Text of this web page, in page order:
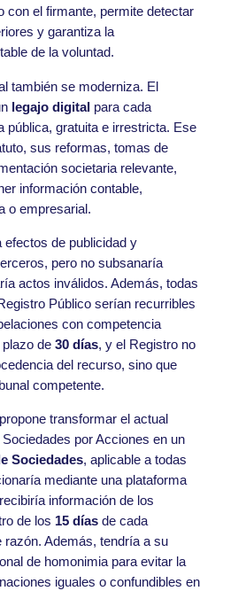
con el firmante, permite detectar
y garantiza la
de la voluntad.
también se moderniza. El
legajo digitalpara cada
pública, gratuita e irrestricta. Ese
sus reformas, tomas de
societaria relevante,
información contable,
o empresarial.
efectos de publicidad y
pero no subsanaría
actos inválidos. Además, todas
Público serían recurribles
con competencia
de 30 días, y el Registro no
del recurso, sino que
competente.
transformar el actual
por Acciones en un
Sociedades, aplicable a todas
mediante una plataforma
información de los
de los 15 díasde cada
razón. Además, tendría a su
de homonimia para evitar la
iguales o confundibles en